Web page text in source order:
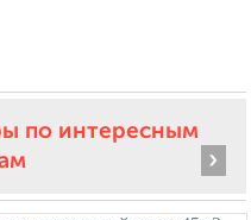
по интересным
›